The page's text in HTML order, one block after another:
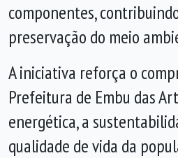
componentes,
preservação do meio
A iniciativa reforça o
Prefeitura de Embu das
energética, a
qualidade de vida da